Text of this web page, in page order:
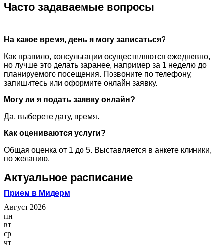
Часто задаваемые вопросы
На какое время, день я могу записаться?
Как правило, консультации осуществляются ежедневно,
но лучше это делать заранее, например за 1 неделю до
планируемого посещения. Позвоните по телефону,
запишитесь или оформите онлайн заявку.
Могу ли я подать заявку онлайн?
Да, выберете дату, время.
Как оцениваются услуги?
Общая оценка от 1 до 5. Выставляется в анкете клиники,
по желанию.
Актуальное расписание
Прием в Мидерм
Август 2026
пн
вт
ср
чт